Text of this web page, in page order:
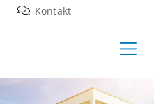
Kontakt